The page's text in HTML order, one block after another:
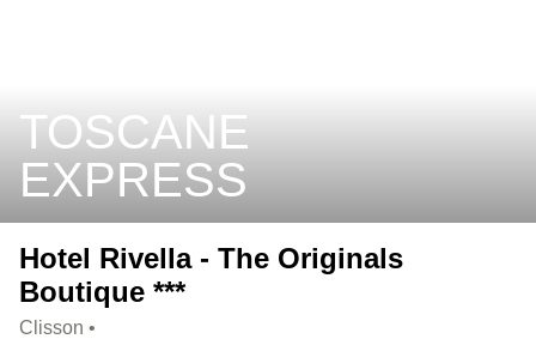
TOSCANE
EXPRESS
Hotel Rivella - The Originals
Boutique ***
Clisson •